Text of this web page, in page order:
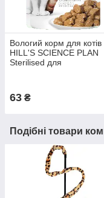
Вологий корм для котів
HILL'S SCIENCE PLAN
Sterilised для
63 ₴
Подібні товари